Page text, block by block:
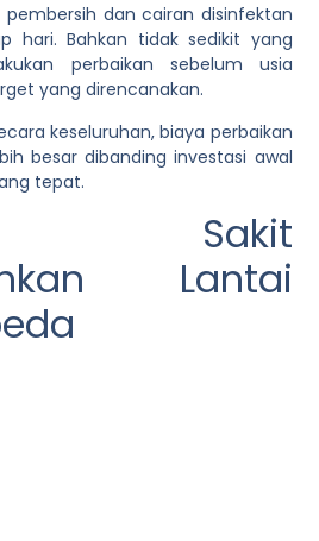
dan cairan disinfektan
hari. Bahkan tidak sedikit yang
perbaikan sebelum usia
yang direncanakan.
keseluruhan, biaya perbaikan
besar dibanding investasi awal
tepat.
Sakit
Lantai